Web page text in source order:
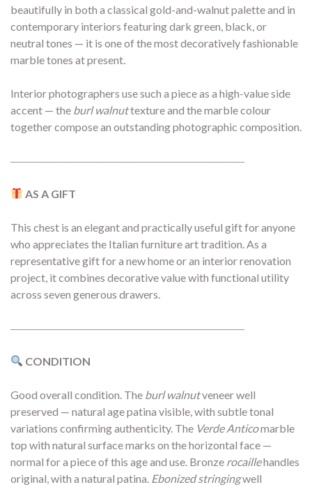
beautifully in both a classical gold-and-walnut palette and in
contemporary interiors featuring dark green, black, or
neutral tones — it is one of the most decoratively fashionable
marble tones at present.
Interior photographers use such a piece as a high-value side
accent — the burl walnuttexture and the marble colour
together compose an outstanding photographic composition.
―――――――――――――――――――――
AS A GIFT
This chest is an elegant and practically useful gift for anyone
who appreciates the Italian furniture art tradition. As a
representative gift for a new home or an interior renovation
project, it combines decorative value with functional utility
across seven generous drawers.
―――――――――――――――――――――
CONDITION
Good overall condition. The burl walnutveneer well
preserved — natural age patina visible, with subtle tonal
variations confirming authenticity. The Verde Anticomarble
top with natural surface marks on the horizontal face —
normal for a piece of this age and use. Bronze rocaillehandles
original, with a natural patina. Ebonized stringingwell